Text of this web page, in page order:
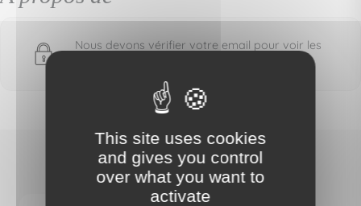
Nous devons vérifier votre email pour voir les
AGENCE FOCH
This site uses cookies
and gives you control
over what you want to
activate